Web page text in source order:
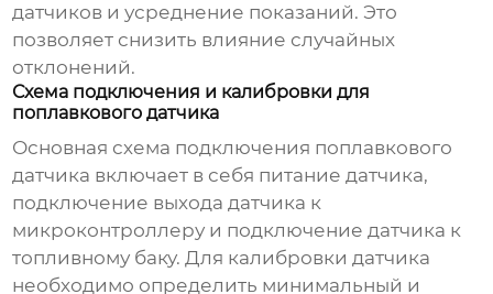
датчиков и усреднение показаний. Это
позволяет снизить влияние случайных
отклонений.
Схема подключения и калибровки для
поплавкового датчика
Основная схема подключения поплавкового
датчика включает в себя питание датчика,
подключение выхода датчика к
микроконтроллеру и подключение датчика к
топливному баку. Для калибровки датчика
необходимо определить минимальный и